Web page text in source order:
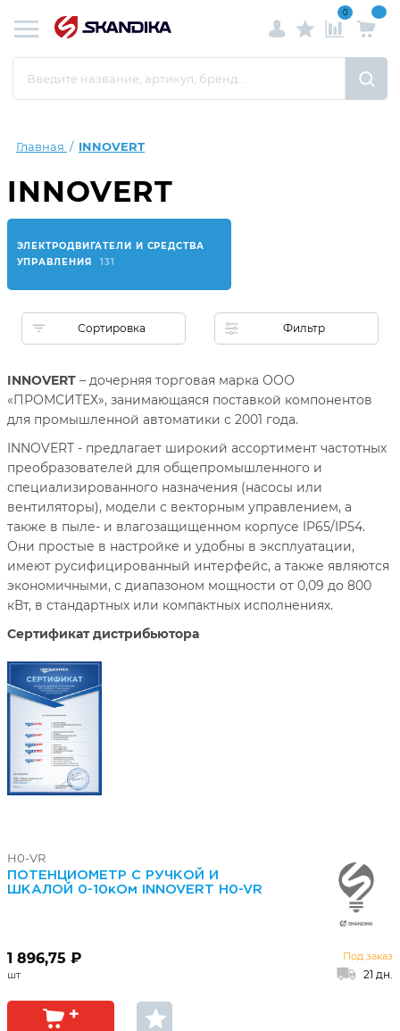
0
Главная INNOVERT
INNOVERT
ЭЛЕКТРОДВИГАТЕЛИ И СРЕДСТВА
УПРАВЛЕНИЯ
131
Сортировка Фильтр
H0-VR
ПОТЕНЦИОМЕТР С РУЧКОЙ И
ШКАЛОЙ 0-10кОм INNOVERT H0-VR
1 896,75 ₽ Под заказ
21 дн.
INNOVERT – дочерняя торговая марка ООО
«ПРОМСИТЕХ», занимающаяся поставкой компонентов
для промышленной автоматики с 2001 года.
INNOVERT - предлагает широкий ассортимент частотных
преобразователей для общепромышленного и
специализированного назначения (насосы или
вентиляторы), модели с векторным управлением, а
также в пыле- и влагозащищенном корпусе IP65/IP54.
Они простые в настройке и удобны в эксплуатации,
имеют русифицированный интерфейс, а также являются
экономичными, с диапазоном мощности от 0,09 до 800
кВт, в стандартных или компактных исполнениях.
Сертификат дистрибьютора